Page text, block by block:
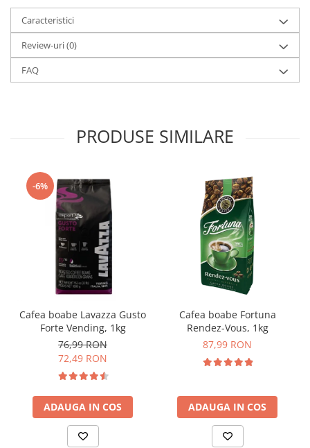
Caracteristici
Review-uri(0)
FAQ
PRODUSE SIMILARE
-6%
Cafea boabe Lavazza Gusto
Forte Vending, 1kg
76,99 RON
72,49 RON
ADAUGA IN COS
Cafea boabe Fortuna
Rendez-Vous, 1kg
87,99 RON
ADAUGA IN COS